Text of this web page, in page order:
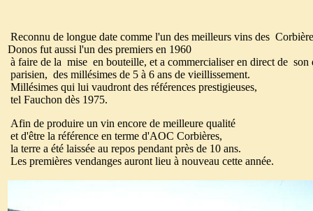
Reconnu de longue date comme l'un des meilleurs vins des
Donos fut aussi l'un des premiers en 1960
à faire de la mise en bouteille, et a commercialiser en direct de son
parisien, des millésimes de 5 à 6 ans de vieillissement.
Millésimes qui lui vaudront des références prestigieuses,
tel Fauchon dès 1975.
Afin de produire un vin encore de meilleure qualité
et d'être la référence en terme d'AOC Corbières,
la terre a été laissée au repos pendant près de 10 ans.
Les premières vendanges auront lieu à nouveau cette année.